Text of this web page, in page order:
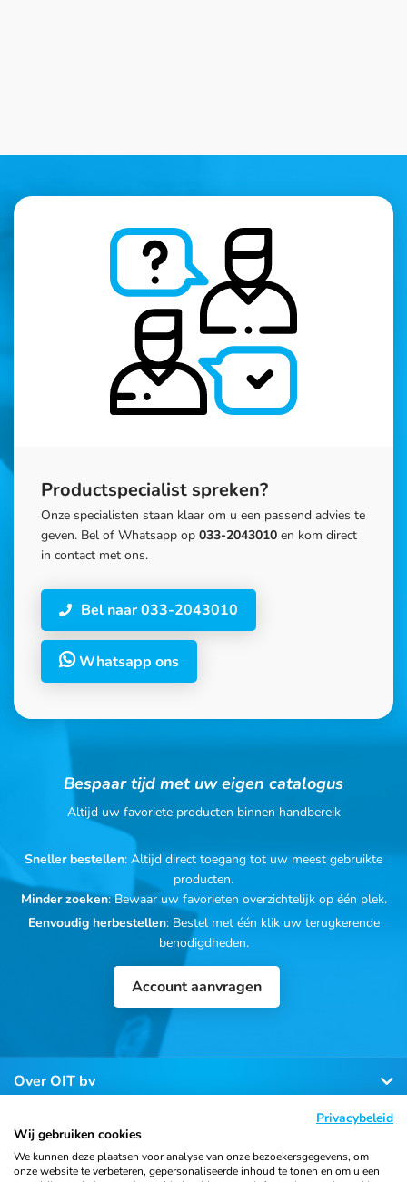
Productspecialist spreken?
Onze specialisten staan klaar om u een passend advies te
geven. Bel of Whatsapp op 033-2043010 en kom direct
in contact met ons.
Bel naar 033-2043010
Whatsapp ons
Bespaar tijd met uw eigen catalogus
Altijd uw favoriete producten binnen handbereik
Sneller bestellen: Altijd direct toegang tot uw meest gebruikte
producten.
Minder zoeken: Bewaar uw favorieten overzichtelijk op één plek.
Eenvoudig herbestellen: Bestel met één klik uw terugkerende
benodigdheden.
Account aanvragen
Over OIT bv
Klantenservice
Privacybeleid
Wij gebruiken cookies
We kunnen deze plaatsen voor analyse van onze bezoekersgegevens, om
onze website te verbeteren, gepersonaliseerde inhoud te tonen en om u een